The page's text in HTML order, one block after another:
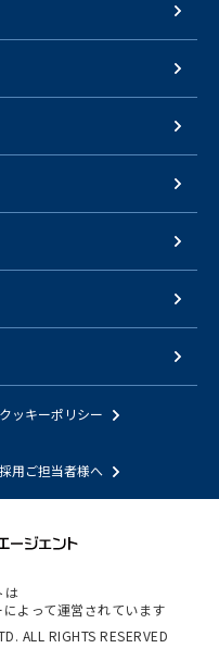
クッキーポリシー
採用ご担当者様へ
は
よって運営されています
ALL RIGHTS RESERVED